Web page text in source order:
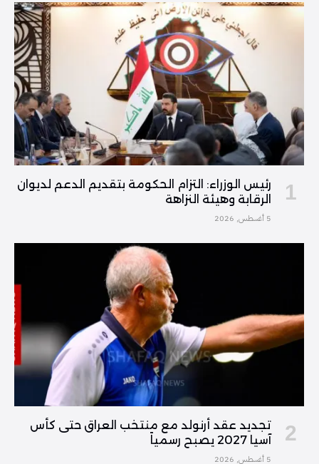
رئيس الوزراء: التزام الحكومة بتقديم الدعم لديوان
الرقابة وهيئة النزاهة
5 أغسطس, 2026
تجديد عقد أرنولد مع منتخب العراق حتى كأس
آسيا 2027 يصبح رسمياً
5 أغسطس, 2026